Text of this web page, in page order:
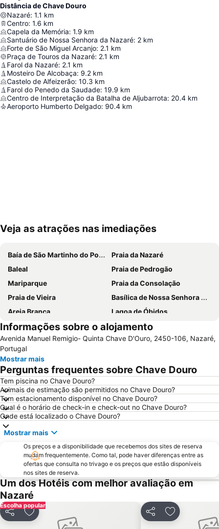
Distância de Chave Douro
Nazaré: 1.1 km
Centro: 1.6 km
Capela da Memória: 1.9 km
Santuário de Nossa Senhora da Nazaré: 2 km
Forte de São Miguel Arcanjo: 2.1 km
Praça de Touros da Nazaré: 2.1 km
Farol da Nazaré: 2.1 km
Mosteiro De Alcobaça: 9.2 km
Castelo de Alfeizerão: 10.3 km
Farol do Penedo da Saudade: 19.9 km
Centro de Interpretação da Batalha de Aljubarrota: 20.4 km
Aeroporto Humberto Delgado: 90.4 km
Ampliar mapa
Veja as atrações nas imediações
Baía de São Martinho do Porto
Praia da Nazaré
Baleal
Praia de Pedrogão
Mariparque
Praia da Consolação
Praia de Vieira
Basílica de Nossa Senhora do Rosário de Fátima
Areia Branca
Lagoa de Óbidos
Praia d'El Rey Golf & CC
Foz do Arelho
Grutas de Mira de Aire
Mosteiro de Alcobaça
Buddha Eden Garden - Jardim da Paz
Praia das Berlengas
Serra do Montejunto
Salir do Porto
Paredes de Vitória
Capela das Apariçoes
Sítio da Nazaré
Praia d'el Rey
Estádio Municipal de Leiria
Estação Rodoviária de Fátima
Museu da Fábrica de Cimento Maceira-Lis
Reserva Natural das Ilhas Berlengas
Igreja Paroquial de Pataias
Praia de Pedra do Ouro
Praia Norte
Praia do Bom Sucesso
de Porto Dinheiro
Porto das Barcas
Parque Vale do Ribeiro de São Pedro de Moel
Touril de Atouguia da Baleia
Informações sobre o alojamento
Avenida Manuel Remigio- Quinta Chave D'Ouro, 2450-106, Nazaré,
Portugal
Mostrar mais
Perguntas frequentes sobre Chave Douro
Tem piscina no Chave Douro?
Animais de estimação são permitidos no Chave Douro?
Tem estacionamento disponível no Chave Douro?
Qual é o horário de check-in e check-out no Chave Douro?
Onde está localizado o Chave Douro?
Mostrar mais
Os preços e a disponibilidade que recebemos dos sites de reserva
mudam frequentemente. Como tal, pode haver diferenças entre as
ofertas que consulta no trivago e os preços que estão disponíveis
nos sites de reserva.
Um dos Hotéis com melhor avaliação em
Nazaré
Escolha popular
PartilharAdicionar aos favoritos PartilharAdicionar